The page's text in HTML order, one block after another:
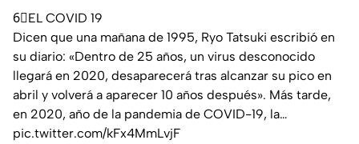
6⃣EL COVID 19
Dicen que una mañana de 1995, Ryo Tatsuki escribió en
su diario: «Dentro de 25 años, un virus desconocido
llegará en 2020, desaparecerá tras alcanzar su pico en
abril y volverá a aparecer 10 años después». Más tarde,
en 2020, año de la pandemia de COVID-19, la…
pic.twitter.com/kFx4MmLvjF